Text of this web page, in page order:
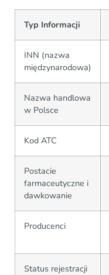
Typ Informacji
INN (nazwa
międzynarodowa)
Nazwa handlowa
w Polsce
Kod ATC
Postacie
farmaceutyczne i
dawkowanie
Producenci
Status rejestracji